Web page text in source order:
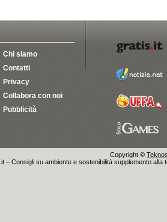
Chi siamo
Contatti
Privacy
Collabora con noi
Pubblicità
Copyright ©
– Consigli su ambiente e sostenibilità supplemento